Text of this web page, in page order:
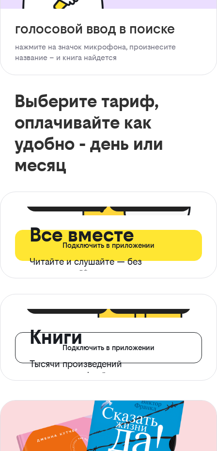
голосовой ввод в поиске
нажмите на значок микрофона, произнесите
название – и книга найдется
Выберите тариф,
оплачивайте как
удобно - день или
месяц
Все вместе
Читайте и слушайте — без
ограничений*
Подключить в приложении
Книги
Тысячи произведений
с доступом офлайн
Подключить в приложении